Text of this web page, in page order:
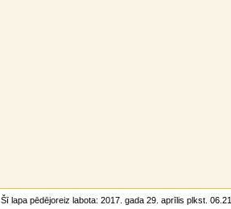
Šī lapa pēdējoreiz labota: 2017. gada 29. aprīlis plkst. 06.21.